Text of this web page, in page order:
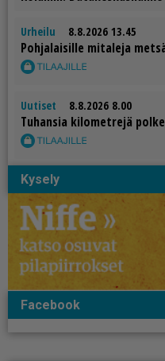
Urheilu 8.8.2026 13.45
Poh­ja­lai­sil­le mi­ta­le­ja
Uutiset 8.8.2026 8.00
Tu­han­sia ki­lo­met­re­jä
Kysely
Facebook